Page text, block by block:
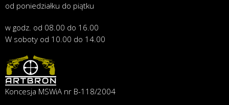
od poniedziałku do piątku
w godz. od 08.00 do 16.00
W soboty od 10.00 do 14.00
Koncesja MSWiA nr B-118/2004